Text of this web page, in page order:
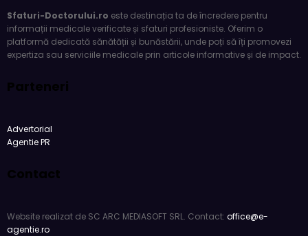
platformă dedicată sănătății și bunăstării, unde poți să îți promovezi
expertiza sau serviciile medicale prin articole informative și de impact.
Parteneri
Contact